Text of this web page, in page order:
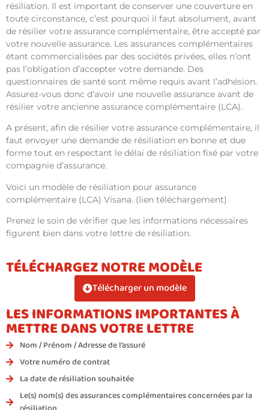
résiliation. Il est important de conserver une couverture en
toute circonstance, c’est pourquoi il faut absolument, avant
de résilier votre assurance complémentaire, être accepté par
votre nouvelle assurance. Les assurances complémentaires
étant commercialisées par des sociétés privées, elles n’ont
pas l’obligation d’accepter votre demande. Des
questionnaires de santé sont même requis avant l’adhésion.
Assurez-vous donc d’avoir une nouvelle assurance avant de
résilier votre ancienne assurance complémentaire (LCA).
A présent, afin de résilier votre assurance complémentaire, il
faut envoyer une demande de résiliation en bonne et due
forme tout en respectant le délai de résiliation fixé par votre
compagnie d’assurance.
Voici un modèle de résiliation pour assurance
complémentaire (LCA) Visana. (lien téléchargement)
Prenez le soin de vérifier que les informations nécessaires
figurent bien dans votre lettre de résiliation.
TÉLÉCHARGEZ NOTRE MODÈLE
Télécharger un modèle
LES INFORMATIONS IMPORTANTES À
METTRE DANS VOTRE LETTRE
Nom / Prénom / Adresse de l’assuré
Votre numéro de contrat
La date de résiliation souhaitée
Le(s) nom(s) des assurances complémentaires concernées par la